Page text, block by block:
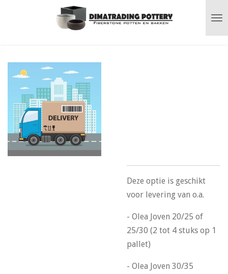
hoofdinhoud
Deze optie is geschikt
voor levering van o.a.
- Olea Joven 20/25 of
25/30 (2 tot 4 stuks op 1
pallet)
- Olea Joven 30/35